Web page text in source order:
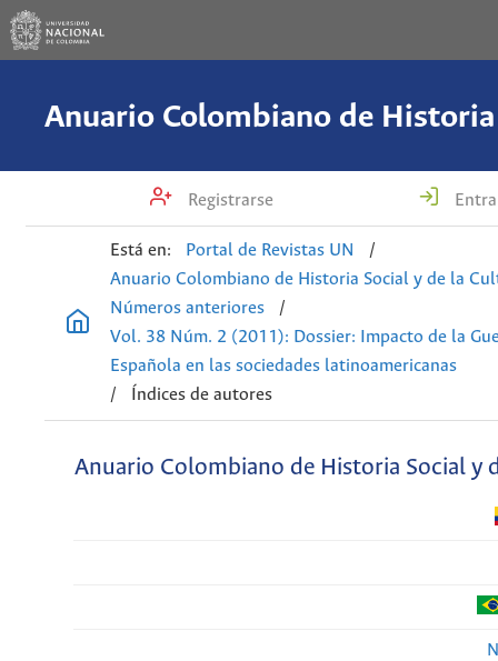
Registrarse
Está en: Portal de Revistas UN
/
Anuario Colombiano de Historia Social y de la
Números anteriores
/
Vol. 38 Núm. 2 (2011): Dossier: Impacto de la
Española en las sociedades latinoamericanas
/
Índices de autores
Anuario Colombiano de Historia Social y